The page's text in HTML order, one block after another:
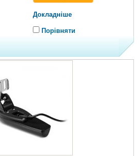
Докладніше
Порівняти